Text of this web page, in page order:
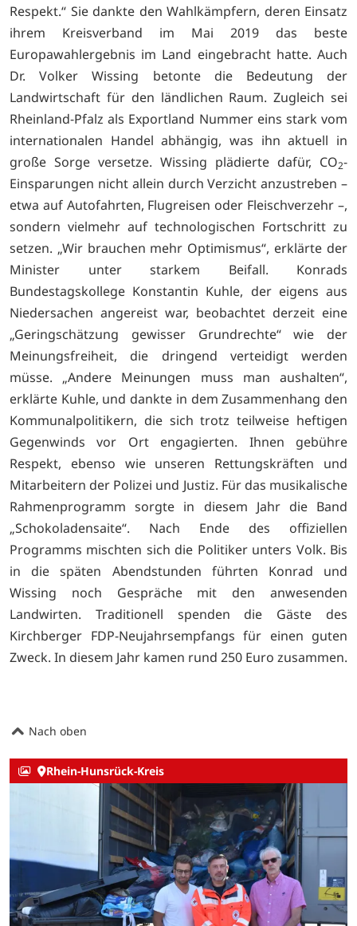
Respekt.“ Sie dankte den Wahlkämpfern, deren Einsatz
ihrem Kreisverband im Mai 2019 das beste
Europawahlergebnis im Land eingebracht hatte. Auch
Dr. Volker Wissing betonte die Bedeutung der
Landwirtschaft für den ländlichen Raum. Zugleich sei
Rheinland-Pfalz als Exportland Nummer eins stark vom
internationalen Handel abhängig, was ihn aktuell in
große Sorge versetze. Wissing plädierte dafür, CO2-
Einsparungen nicht allein durch Verzicht anzustreben –
etwa auf Autofahrten, Flugreisen oder Fleischverzehr –,
sondern vielmehr auf technologischen Fortschritt zu
setzen. „Wir brauchen mehr Optimismus“, erklärte der
Minister unter starkem Beifall. Konrads
Bundestagskollege Konstantin Kuhle, der eigens aus
Niedersachen angereist war, beobachtet derzeit eine
„Geringschätzung gewisser Grundrechte“ wie der
Meinungsfreiheit, die dringend verteidigt werden
müsse. „Andere Meinungen muss man aushalten“,
erklärte Kuhle, und dankte in dem Zusammenhang den
Kommunalpolitikern, die sich trotz teilweise heftigen
Gegenwinds vor Ort engagierten. Ihnen gebühre
Respekt, ebenso wie unseren Rettungskräften und
Mitarbeitern der Polizei und Justiz. Für das musikalische
Rahmenprogramm sorgte in diesem Jahr die Band
„Schokoladensaite“. Nach Ende des offiziellen
Programms mischten sich die Politiker unters Volk. Bis
in die späten Abendstunden führten Konrad und
Wissing noch Gespräche mit den anwesenden
Landwirten. Traditionell spenden die Gäste des
Kirchberger FDP-Neujahrsempfangs für einen guten
Zweck. In diesem Jahr kamen rund 250 Euro zusammen.
Nach oben
Rhein-Hunsrück-Kreis